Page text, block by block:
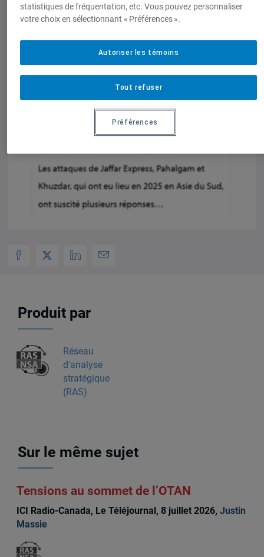
Produit par
Réseau
d'analyse
stratégique
(RAS)
Sur le même sujet
Tensions au sommet de l’OTAN
ICI Radio-Canada, Le Téléjournal, 8 juillet 2026, Justin
Massie
statistiques de fréquentation, etc. Vous pouvez personnaliser
votre choix en sélectionnant « Préférences ».
Tout refuser
Autoriser les témoins
Préférences